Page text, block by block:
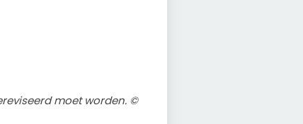
moet worden. ©